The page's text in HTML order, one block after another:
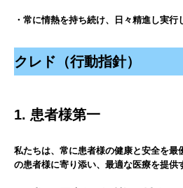
・常に情熱を持ち続け、日々精進し実行
クレド（行動指針）
1. 患者様第一
私たちは、常に患者様の健康と安全を最
の患者様に寄り添い、最適な医療を提供